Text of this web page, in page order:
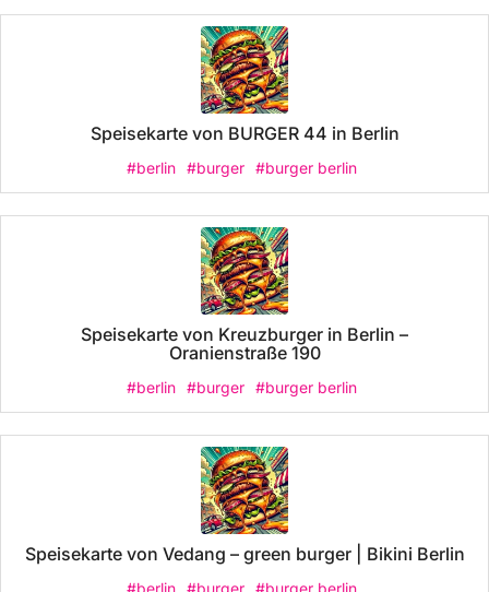
Speisekarte von BURGER 44 in Berlin
#berlin #burger #burger berlin
Speisekarte von Kreuzburger in Berlin –
Oranienstraße 190
#berlin #burger #burger berlin
Speisekarte von Vedang – green burger | Bikini Berlin
#berlin #burger #burger berlin